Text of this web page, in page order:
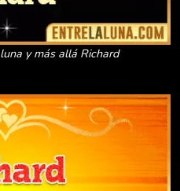
y más allá Richard